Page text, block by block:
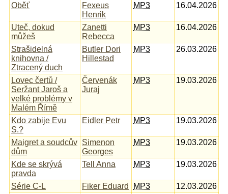
Oběť
Fexeus
Henrik
MP3 16.04.2026
Uteč, dokud
můžeš
Zanetti
Rebecca
MP3 16.04.2026
Strašidelná
knihovna /
Ztracený duch
Butler Dori
Hillestad
MP3 26.03.2026
Lovec čertů /
Seržant Jaroš a
velké problémy v
Malém Římě
Červenák
Juraj
MP3 19.03.2026
Kdo zabije Evu
S.?
Eidler Petr MP3 19.03.2026
Maigret a soudcův
dům
Simenon
Georges
MP3 19.03.2026
Kde se skrývá
pravda
Tell Anna MP3 19.03.2026
Série C-L Fiker Eduard MP3
12.03.2026